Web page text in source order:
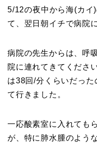
5/12の夜中から海(カイ
て、翌日朝イチで病院
病院の先生からは、呼
院に連れてきてくださ
は38回/分くらいだっ
て行きました。
一応酸素室に入れても
が、特に肺水腫のよう